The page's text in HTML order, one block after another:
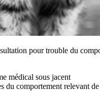
pour trouble du
médical sous jacent
du comportement relevant